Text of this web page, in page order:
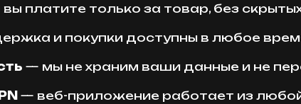
платите только за товар, без
и покупки доступны в любое
— мы не храним ваши данные и не
— веб-приложение работает из